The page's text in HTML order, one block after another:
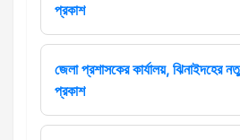
প্রকাশ
জেলা প্রশাসকের কার্যালয়, ঝিনাইদহের
প্রকাশ